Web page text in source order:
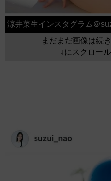
涼井菜生インスタグラム＠
まだまだ画像は続
↓にスクロー